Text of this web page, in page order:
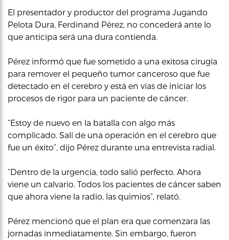
El presentador y productor del programa Jugando
Pelota Dura, Ferdinand Pérez, no concederá ante lo
que anticipa será una dura contienda.
Pérez informó que fue sometido a una exitosa cirugía
para remover el pequeño tumor canceroso que fue
detectado en el cerebro y está en vías de iniciar los
procesos de rigor para un paciente de cáncer.
“Estoy de nuevo en la batalla con algo más
complicado. Salí de una operación en el cerebro que
fue un éxito”, dijo Pérez durante una entrevista radial.
“Dentro de la urgencia, todo salió perfecto. Ahora
viene un calvario. Todos los pacientes de cáncer saben
que ahora viene la radio, las quimios”, relató.
Pérez mencionó que el plan era que comenzara las
jornadas inmediatamente. Sin embargo, fueron